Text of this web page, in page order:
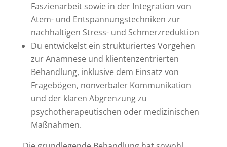
Faszienarbeit sowie in der Integration von
Atem- und Entspannungstechniken zur
nachhaltigen Stress- und Schmerzreduktion
Du entwickelst ein strukturiertes Vorgehen
zur Anamnese und klientenzentrierten
Behandlung, inklusive dem Einsatz von
Fragebögen, nonverbaler Kommunikation
und der klaren Abgrenzung zu
psychotherapeutischen oder medizinischen
Maßnahmen.